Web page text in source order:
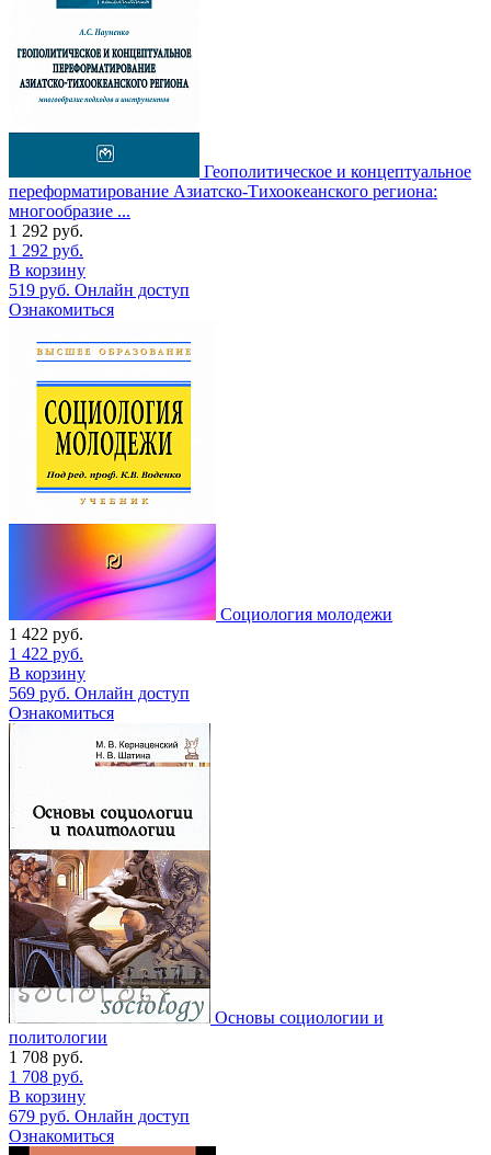
Геополитическое и концептуальное
переформатирование Азиатско-Тихоокеанского региона:
многообразие ...
1 292 руб.
1 292 руб.
В корзину
519 руб. Онлайн доступ
Ознакомиться
Социология молодежи
1 422 руб.
1 422 руб.
В корзину
569 руб. Онлайн доступ
Ознакомиться
Основы социологии и
политологии
1 708 руб.
1 708 руб.
В корзину
679 руб. Онлайн доступ
Ознакомиться